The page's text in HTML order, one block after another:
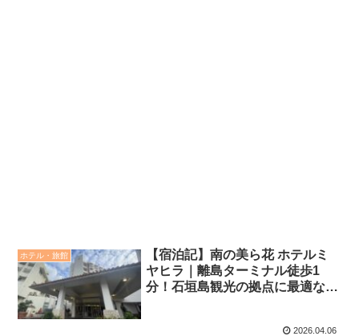
ホテル・旅館
【宿泊記】南の美ら花 ホテルミ
ヤヒラ｜離島ターミナル徒歩1
分！石垣島観光の拠点に最適な老
2026.04.06